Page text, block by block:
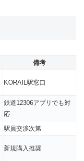
備考
KORAIL駅窓口
鉄道12306アプリでも対
応
駅員交渉次第
新規購入推奨